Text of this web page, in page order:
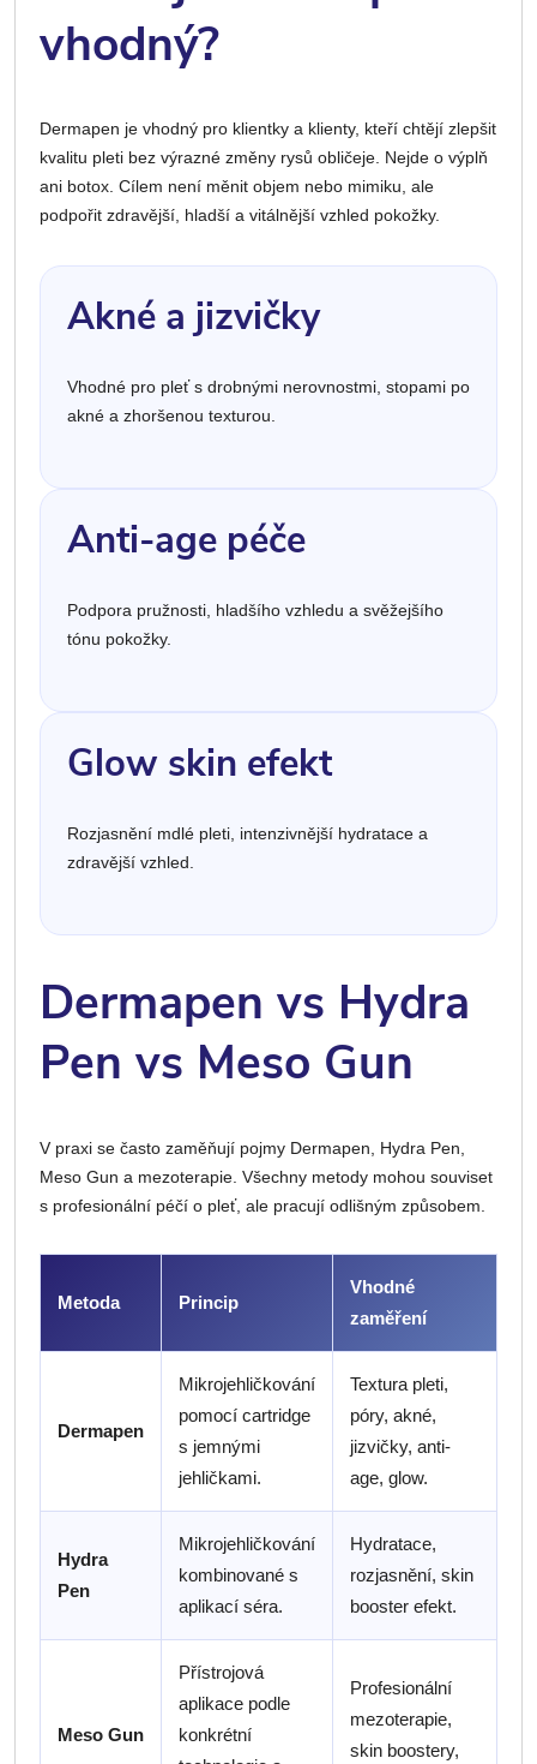
vhodný?
Dermapen je vhodný pro klientky a klienty, kteří chtějí zlepšit
kvalitu pleti bez výrazné změny rysů obličeje. Nejde o výplň
ani botox. Cílem není měnit objem nebo mimiku, ale
podpořit zdravější, hladší a vitálnější vzhled pokožky.
Akné a jizvičky
Vhodné pro pleť s drobnými nerovnostmi, stopami po
akné a zhoršenou texturou.
Anti-age péče
Podpora pružnosti, hladšího vzhledu a svěžejšího
tónu pokožky.
Glow skin efekt
Rozjasnění mdlé pleti, intenzivnější hydratace a
zdravější vzhled.
Dermapen vs Hydra
Pen vs Meso Gun
V praxi se často zaměňují pojmy Dermapen, Hydra Pen,
Meso Gun a mezoterapie. Všechny metody mohou souviset
s profesionální péčí o pleť, ale pracují odlišným způsobem.
Metoda Princip
Vhodné
zaměření
Dermapen
Mikrojehličkování
pomocí cartridge
s jemnými
jehličkami.
Textura pleti,
póry, akné,
jizvičky, anti-
age, glow.
Hydra
Pen
Mikrojehličkování
kombinované s
aplikací séra.
Hydratace,
rozjasnění, skin
booster efekt.
Meso Gun
Přístrojová
aplikace podle
konkrétní
Profesionální
mezoterapie,
skin boostery,